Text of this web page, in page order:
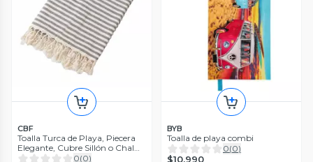
CBF
Toalla Turca de Playa, Piecera
Elegante, Cubre Sillón o Chal
Algodón Rayada Gris
0(0)
BYB
Toalla de playa combi
0(0)
$10.990